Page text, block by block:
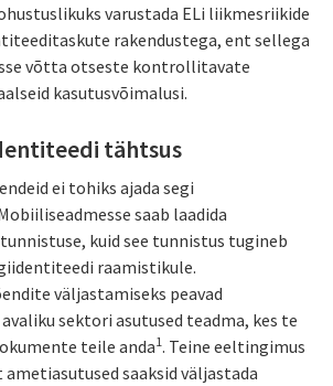
varustada ELi liikmesriikide
rakendustega, ent sellega
võtta otseste kontrollitavate
kasutusvõimalusi.
tähtsus
ei tohiks ajada segi
saab laadida
kuid see tunnistus tugineb
raamistikule.
väljastamiseks peavad
sektori asutused teadma, kes te
teile anda1. Teine eeltingimus
saaksid väljastada